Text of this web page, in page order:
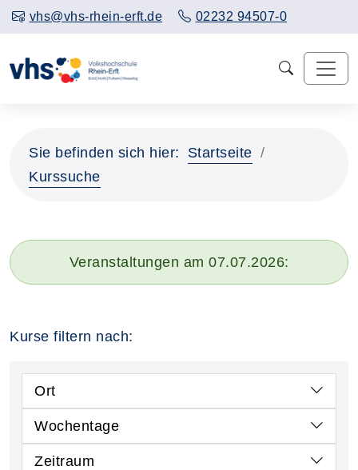
vhs@vhs-rhein-erft.de 02232 94507-0
Sie befinden sich hier:
Startseite
Kurssuche
Veranstaltungen am 07.07.2026:
Kurse filtern nach:
Ort
Wochentage
Zeitraum